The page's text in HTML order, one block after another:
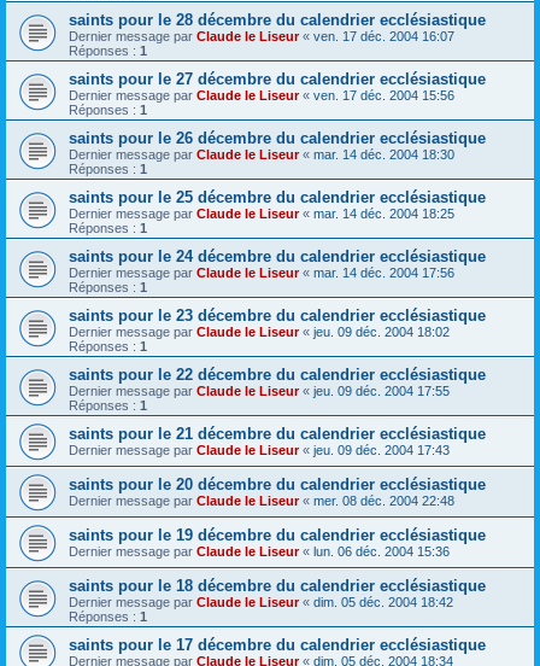
saints pour le 28 décembre du calendrier ecclésiastique
Dernier message par Claude le Liseur« ven. 17 déc. 2004 16:07
Réponses : 1
saints pour le 27 décembre du calendrier ecclésiastique
Dernier message par Claude le Liseur« ven. 17 déc. 2004 15:56
Réponses : 1
saints pour le 26 décembre du calendrier ecclésiastique
Dernier message par Claude le Liseur« mar. 14 déc. 2004 18:30
Réponses : 1
saints pour le 25 décembre du calendrier ecclésiastique
Dernier message par Claude le Liseur« mar. 14 déc. 2004 18:25
Réponses : 1
saints pour le 24 décembre du calendrier ecclésiastique
Dernier message par Claude le Liseur« mar. 14 déc. 2004 17:56
Réponses : 1
saints pour le 23 décembre du calendrier ecclésiastique
Dernier message par Claude le Liseur« jeu. 09 déc. 2004 18:02
Réponses : 1
saints pour le 22 décembre du calendrier ecclésiastique
Dernier message par Claude le Liseur« jeu. 09 déc. 2004 17:55
Réponses : 1
saints pour le 21 décembre du calendrier ecclésiastique
Dernier message par Claude le Liseur« jeu. 09 déc. 2004 17:43
saints pour le 20 décembre du calendrier ecclésiastique
Dernier message par Claude le Liseur« mer. 08 déc. 2004 22:48
saints pour le 19 décembre du calendrier ecclésiastique
Dernier message par Claude le Liseur« lun. 06 déc. 2004 15:36
saints pour le 18 décembre du calendrier ecclésiastique
Dernier message par Claude le Liseur« dim. 05 déc. 2004 18:42
Réponses : 1
saints pour le 17 décembre du calendrier ecclésiastique
Dernier message par Claude le Liseur« dim. 05 déc. 2004 18:34